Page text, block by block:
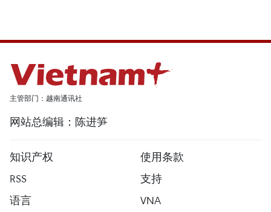
主管部门：越南通讯社
网站总编辑：陈进笋
知识产权
使用条款
RSS
支持
语言
VNA